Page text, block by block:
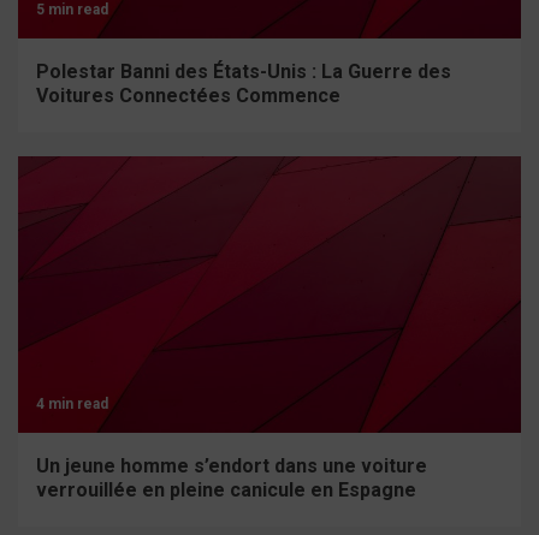
5 min read
Polestar Banni des États-Unis : La Guerre des
Voitures Connectées Commence
4 min read
Un jeune homme s’endort dans une voiture
verrouillée en pleine canicule en Espagne